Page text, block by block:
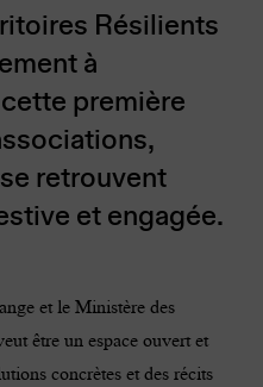
Résilients
à
première
retrouvent
et engagée.
et le Ministère des
être un espace ouvert et
concrètes et des récits